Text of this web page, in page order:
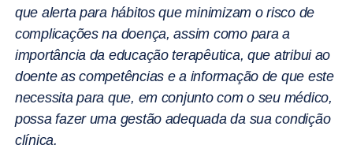
que alerta para hábitos que minimizam o risco de
complicações na doença, assim como para a
importância da educação terapêutica, que atribui ao
doente as competências e a informação de que este
necessita para que, em conjunto com o seu médico,
possa fazer uma gestão adequada da sua condição
clínica.